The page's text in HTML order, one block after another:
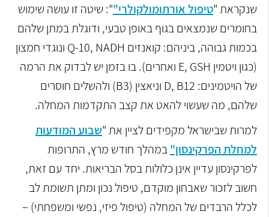
שנקראת "טיפול אורתומולקולרי"": שיטה זו עושה שימוש
בחומרים שנמצאים בגוף באופן טבעי, ודוגלת במתן שלהם
בכמות גבוהה, ביניהם: קואנזים Q-10, NADH ונוגדי חמצון
(כגון ויטמין E, GSH ואחרים). בו בזמן יש לבדוק את הרמה
של הויטמינים: D, B12 וניאצין (B3) ולהשלים חוסרים
שלהם, מה שעשוי להאט את קצב התקדמות המחלה.
למרות שבישראל מקפידים לציין את "שבוע המודעות
למחלת הפרקינסון"במהלך חודש מרץ, התרופות
לפרקינסון עדיין אינן כלולות בסל הבריאות. יחד עם זאת,
חשוב לזכור שאבחון מוקדם, טיפול נכון ומתן תשומת לב
לכלל הרבדים של המחלה (טיפול פיזי, נפשי ומשפחתי) –